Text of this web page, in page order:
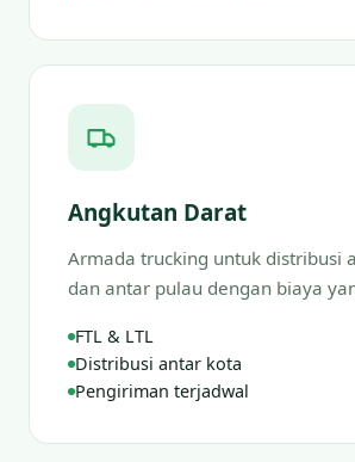
Angkutan Darat
Armada trucking untuk distribusi
dan antar pulau dengan biaya
FTL & LTL
Distribusi antar kota
Pengiriman terjadwal